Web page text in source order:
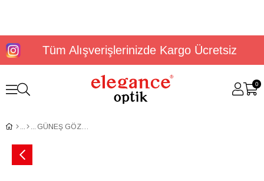
Tüm Alışverişlerinizde Kargo Ücretsiz
0
GÜNEŞ GÖZLÜĞÜ U.S. Polo Assn USS 0369 C3